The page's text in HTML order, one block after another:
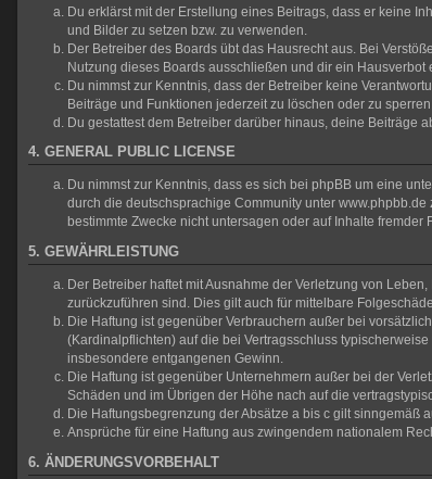
Du erklärst mit der Erstellung eines Beitrags, dass er keine
und Bilder zu setzen bzw. zu verwenden.
Der Betreiber des Boards übt das Hausrecht aus. Bei
Nutzung dieses Boards ausschließen und dir ein Hausverbot
Du nimmst zur Kenntnis, dass der Betreiber keine
Beiträge und Funktionen jederzeit zu löschen oder zu sperren.
Du gestattest dem Betreiber darüber hinaus, deine Beiträge
4. GENERAL PUBLIC LICENSE
Du nimmst zur Kenntnis, dass es sich bei phpBB um eine
durch die deutschsprachige Community unter
bestimmte Zwecke nicht untersagen oder auf Inhalte fremder
5. GEWÄHRLEISTUNG
Der Betreiber haftet mit Ausnahme der Verletzung von
zurückzuführen sind. Dies gilt auch für mittelbare
Die Haftung ist gegenüber Verbrauchern außer bei
(Kardinalpflichten) auf die bei Vertragsschluss
insbesondere entgangenen Gewinn.
Die Haftung ist gegenüber Unternehmern außer bei der
Schäden und im Übrigen der Höhe nach auf die
Die Haftungsbegrenzung der Absätze a bis c gilt sinngemäß
Ansprüche für eine Haftung aus zwingendem nationalem
6. ÄNDERUNGSVORBEHALT